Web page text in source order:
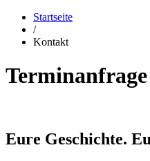
Startseite
/
Kontakt
Eure Geschichte.